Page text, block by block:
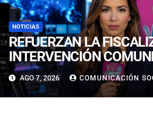
NOTICIAS
REFUERZAN LA
INTERVENCIÓN
CON OPERATIVO
CALDERA
AGO 7, 2026 COMUNICACIÓN